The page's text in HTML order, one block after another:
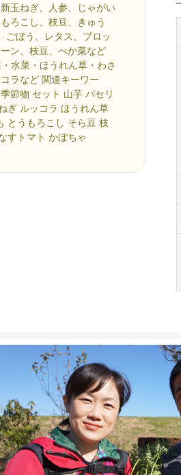
玉ねぎ、人参、じゃがい
ろこし、枝豆、きゅう
ごぼう、レタス、ブロッ
ン、枝豆、べか菜など
水菜・ほうれん草・わさ
ラなど 関連キーワー
節物 セット 山芋 パセリ
ぎ ルッコラ ほうれん草
とうもろこし そら豆 枝
すトマト かぼちゃ